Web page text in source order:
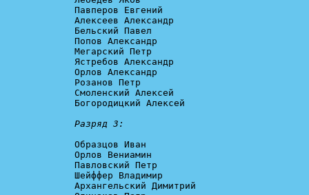
Павперов Евгений
Алексеев Александр
Бельский Павел
Попов Александр
Мегарский Петр
Ястребов Александр
Орлов Александр
Розанов Петр
Смоленский Алексей
Богородицкий Алексей
Разряд 3:
Образцов Иван
Орлов Вениамин
Павловский Петр
Шейффер Владимир
Архангельский Димитрий